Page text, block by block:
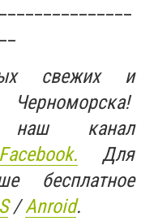
свежих и
наш канал
Facebook. Для
бесплатное
/Anroid.